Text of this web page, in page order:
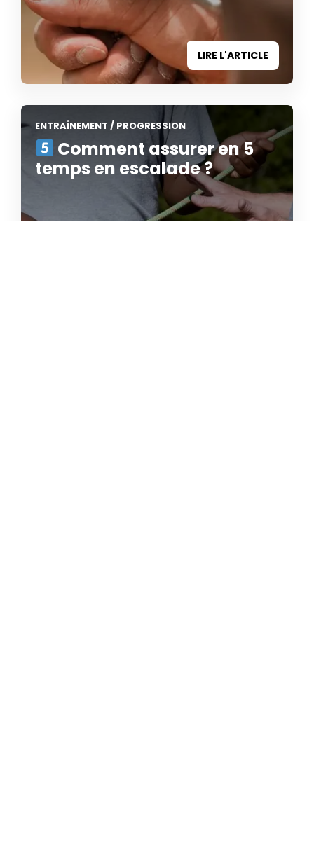
LIRE L'ARTICLE
ENTRAÎNEMENT / PROGRESSION
Comment assurer en 5
temps en escalade ?